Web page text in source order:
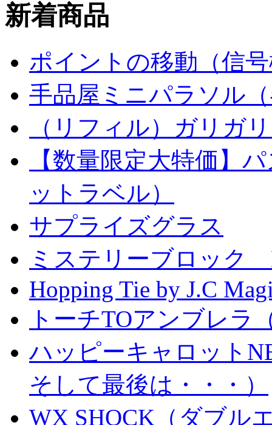
新着商品
ポイントの移動（信
手品屋ミニパラソル
（リフィル）ガリガ
【数量限定大特価】
ットラベル）
サプライズグラス
ミステリーブロック
Hopping Tie by J.C
トーチTOアンブレラ
ハッピーキャロット
そして最後は・・・）
WX SHOCK（ダブル